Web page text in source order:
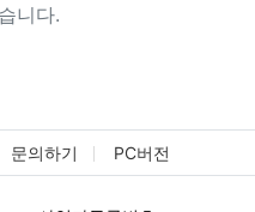
니다.
문의하기 PC버전